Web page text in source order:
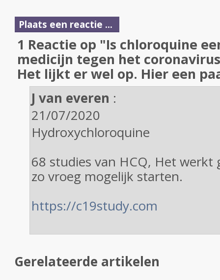
Plaats een reactie ...
1 Reactie op "Is chloroquine
medicijn tegen het coronavirus
Het lijkt er wel op. Hier een
J van everen :
21/07/2020
Hydroxychloroquine
68 studies van HCQ, Het werkt
zo vroeg mogelijk starten.
https://c19study.com
Gerelateerde artikelen